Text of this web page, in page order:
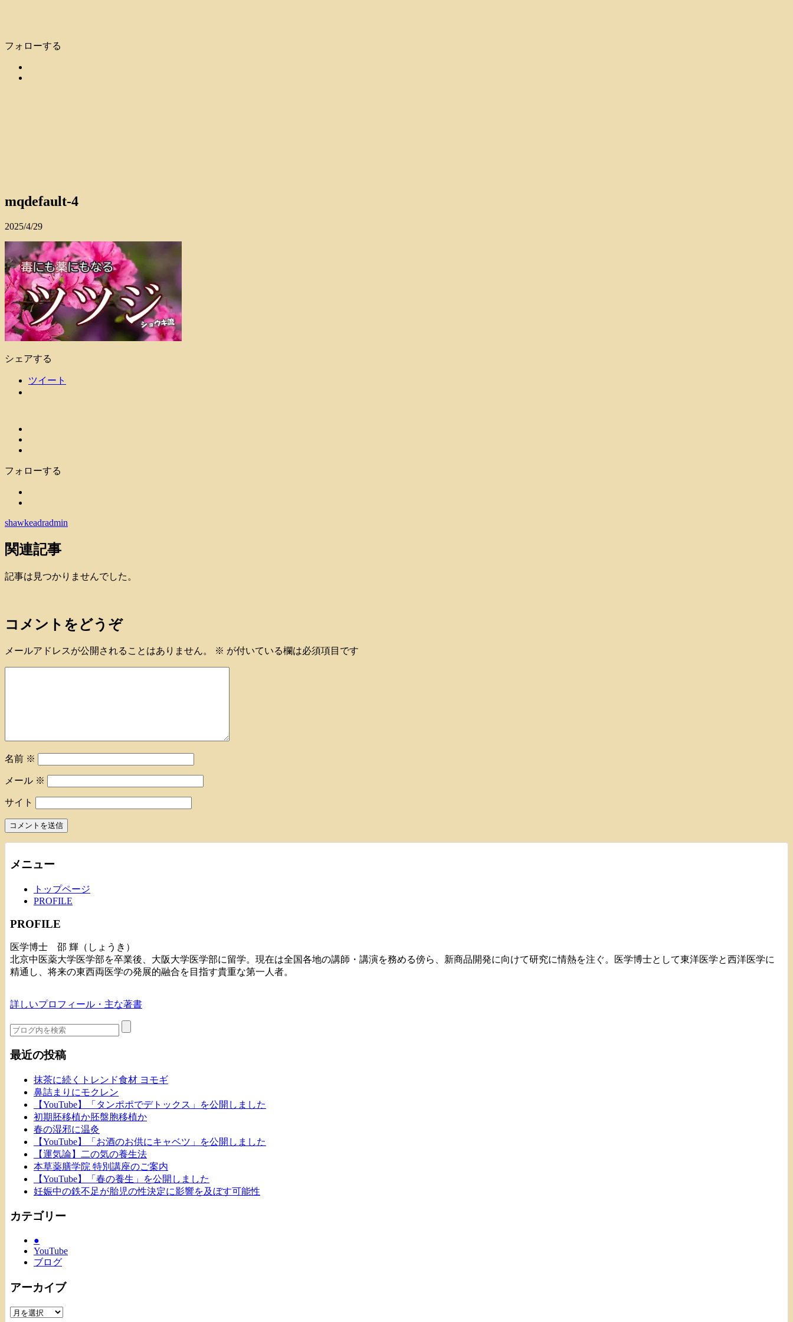
フォローする
mqdefault-4
2025/4/29
シェアする
ツイート
フォローする
shawkeadradmin
関連記事
記事は見つかりませんでした。
コメントをどうぞ
メールアドレスが公開されることはありません。 ※ が付いている欄は必須項目です
名前 ※
メール ※
サイト
メニュー
トップページ
PROFILE
PROFILE
医学博士 邵 輝（しょうき）
北京中医薬大学医学部を卒業後、大阪大学医学部に留学。現在は全国各地の講師・講演を務める傍ら、新商品開発に向けて研究に情熱を注ぐ。医学博士として東洋医学と西洋医学に
精通し、将来の東西両医学の発展的融合を目指す貴重な第一人者。
詳しいプロフィール・主な著書
最近の投稿
抹茶に続くトレンド食材 ヨモギ
鼻詰まりにモクレン
【YouTube】「タンポポでデトックス」を公開しました
初期胚移植か胚盤胞移植か
春の湿邪に温灸
【YouTube】「お酒のお供にキャベツ」を公開しました
【運気論】二の気の養生法
本草薬膳学院 特別講座のご案内
【YouTube】「春の養生」を公開しました
妊娠中の鉄不足が胎児の性決定に影響を及ぼす可能性
カテゴリー
●
YouTube
ブログ
アーカイブ
ア